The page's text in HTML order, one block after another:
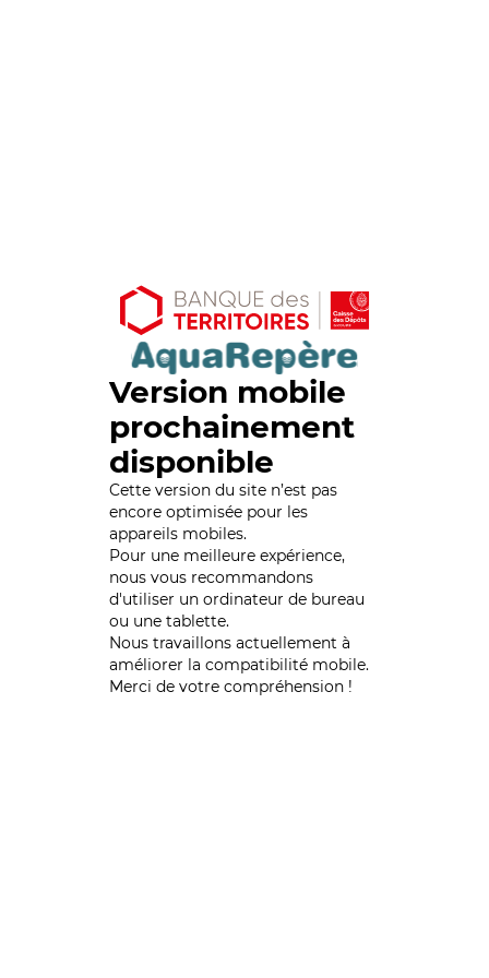
Version mobile
prochainement
disponible
Cette version du site n’est pas
encore optimisée pour les
appareils mobiles.
Pour une meilleure expérience,
nous vous recommandons
d'utiliser un ordinateur de bureau
ou une tablette.
Nous travaillons actuellement à
améliorer la compatibilité mobile.
Merci de votre compréhension !